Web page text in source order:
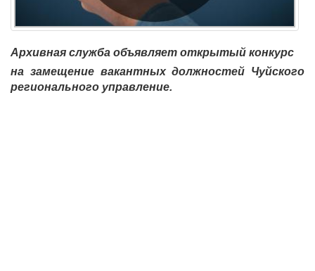
Архивная служба объявляет открытый конкурс
на замещение вакантных должностей Чуйского
регионального управление.